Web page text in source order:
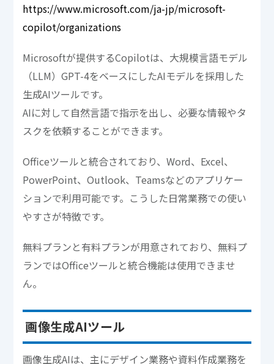
https://www.microsoft.com/ja-jp/microsoft-
copilot/organizations
Microsoftが提供するCopilotは、大規模言語モデル
（LLM）GPT-4をベースにしたAIモデルを採用した
生成AIツールです。
AIに対して自然言語で指示を出し、必要な情報やタ
スクを依頼することができます。
Officeツールと統合されており、Word、Excel、
PowerPoint、Outlook、Teamsなどのアプリケー
ションで利用可能です。こうした日常業務での使い
やすさが特徴です。
無料プランと有料プランが用意されており、無料プ
ランではOfficeツールと統合機能は使用できませ
ん。
画像生成AIツール
画像生成AIは、主にデザイン業務や資料作成業務を